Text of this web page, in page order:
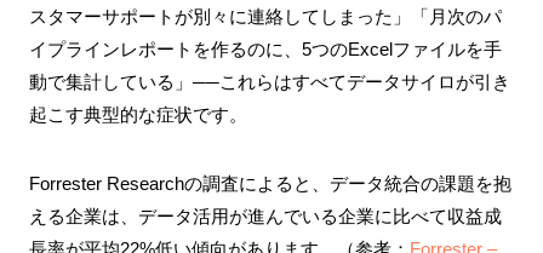
スタマーサポートが別々に連絡してしまった」「月次のパ
イプラインレポートを作るのに、5つのExcelファイルを手
動で集計している」──これらはすべてデータサイロが引き
起こす典型的な症状です。
Forrester Researchの調査によると、データ統合の課題を抱
える企業は、データ活用が進んでいる企業に比べて収益成